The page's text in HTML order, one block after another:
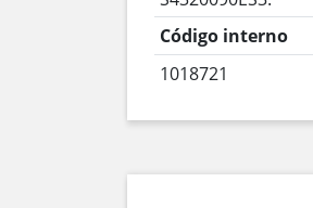
Código interno
1018721